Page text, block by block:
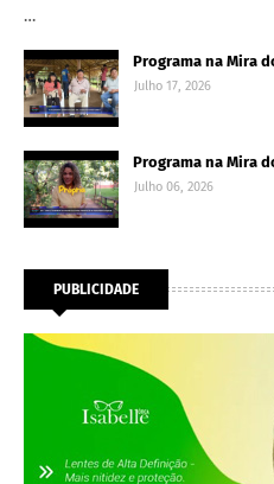
…
Programa na Mira
Julho 17, 2026
Programa na Mira
Julho 06, 2026
PUBLICIDADE